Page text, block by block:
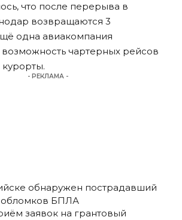
что после перерыва в
возвращаются 3
одна авиакомпания
чартерных рейсов
- РЕКЛАМА -
обнаружен пострадавший
обломков БПЛА
заявок на грантовый